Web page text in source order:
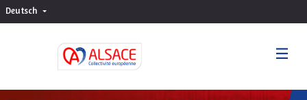
Deutsch Choisir la langue